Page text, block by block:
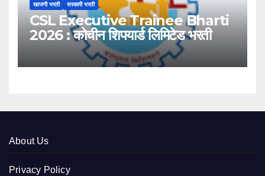
खाजगी भरती सरकारी भरती
CSL Executive Trainee Bharti
2026 : कोचीन शिपयार्ड लिमिटेड भरती
About Us
Privacy Policy